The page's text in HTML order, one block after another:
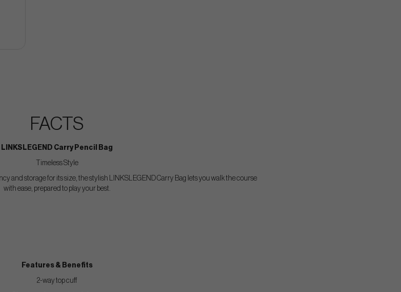
FACTS
LINKSLEGEND Carry Pencil Bag
Timeless Style
and storage for its size, the stylish LINKSLEGEND Carry Bag lets you walk the course
with ease, prepared to play your best.
Features & Benefits
2-way top cuff